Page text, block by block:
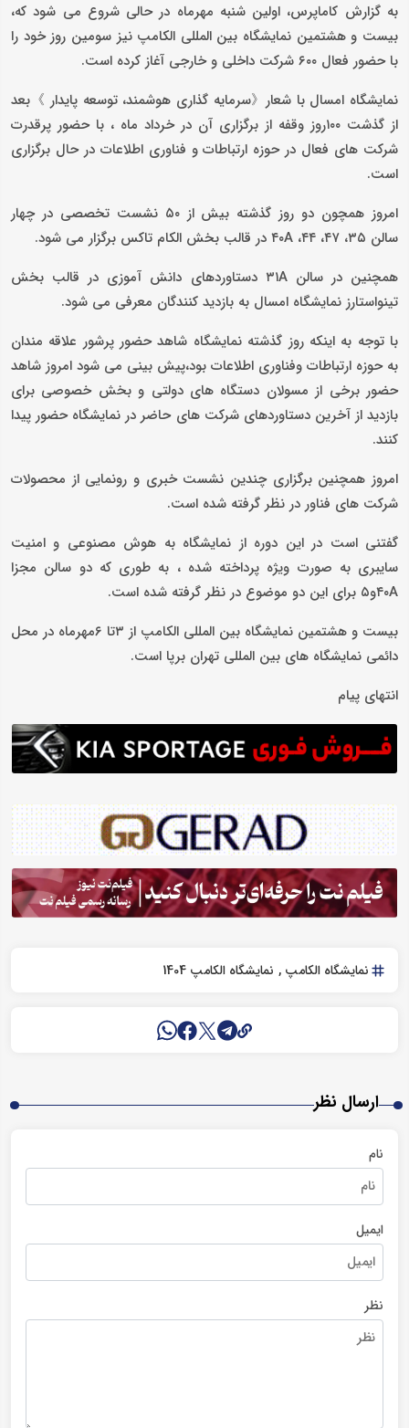
به گزارش کاماپرس، اولین شنبه مهرماه در حالی شروع می شود که،
بیست و هشتمین نمایشگاه بین المللی الکامپ نیز سومین روز خود را
با حضور فعال ۶۰۰ شرکت داخلی و خارجی آغاز کرده است.
نمایشگاه امسال با شعار《سرمایه گذاری هوشمند، توسعه پایدار 》بعد
از گذشت ۱۰۰روز وقفه از برگزاری آن در خرداد ماه ، با حضور پرقدرت
شرکت های فعال در حوزه ارتباطات و فناوری اطلاعات در حال برگزاری
است.
امروز همچون دو روز گذشته بیش از ۵۰ نشست تخصصی در چهار
سالن ۴۰A ،۴۴ ،۴۷ ،۳۵ در قالب بخش الکام تاکس برگزار می شود.
همچنین در سالن ۳۱A دستاوردهای دانش آموزی در قالب بخش
تینواستارز نمایشگاه امسال به بازدید کنندگان معرفی می شود.
با توجه به اینکه روز گذشته نمایشگاه شاهد حضور پرشور علاقه مندان
به حوزه ارتباطات وفناوری اطلاعات بود،پیش بینی می شود امروز شاهد
حضور برخی از مسولان دستگاه های دولتی و بخش خصوصی برای
بازدید از آخرین دستاوردهای شرکت های حاضر در نمایشگاه حضور پیدا
کنند.
امروز همچنین برگزاری چندین نشست خبری و رونمایی از محصولات
شرکت های فناور در نظر گرفته شده است.
گفتنی است در این دوره از نمایشگاه به هوش مصنوعی و امنیت
سایبری به صورت ویژه پرداخته شده ، به طوری که دو سالن مجزا
۴۰Aو۵ برای این دو موضوع در نظر گرفته شده است.
بیست و هشتمین نمایشگاه بین المللی الکامپ از ۳تا ۶مهرماه در محل
دائمی نمایشگاه های بین المللی تهران برپا است.
انتهای پیام
نمایشگاه الکامپ نمایشگاه الکامپ 1404
ارسال نظر
نام
ایمیل
نظر